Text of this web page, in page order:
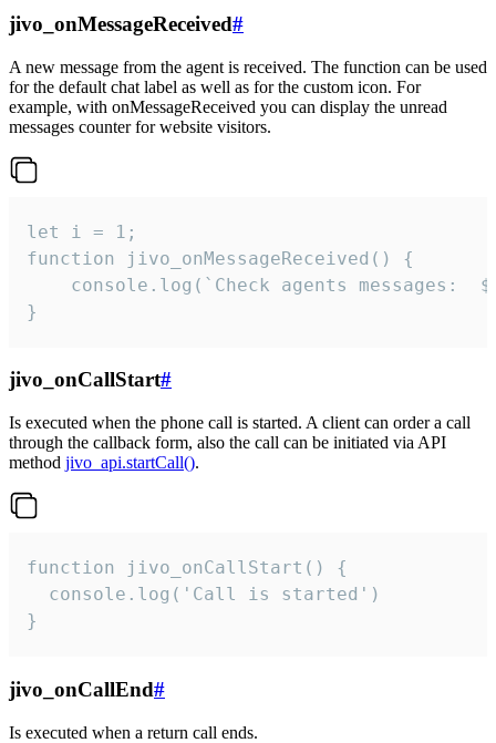
jivo_onMessageReceived#
A new message from the agent is received. The function can be used
for the default chat label as well as for the custom icon. For
example, with onMessageReceived you can display the unread
messages counter for website visitors.
let i = 1;
function jivo_onMessageReceived() {
}
jivo_onCallStart#
Is executed when the phone call is started. A client can order a call
through the callback form, also the call can be initiated via API
method jivo_api.startCall().
function jivo_onCallStart() {
  console.log('Call is started')
}
jivo_onCallEnd#
Is executed when a return call ends.